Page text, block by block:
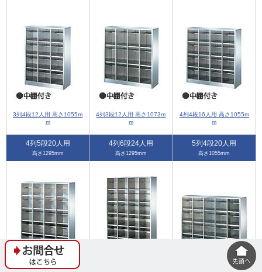
3列4段12人用 高さ1055m
m
4列3段12人用 高さ1073m
m
4列4段16人用 高さ1055m
m
4列5段20人用
高さ1295mm
4列6段24人用
高さ1295mm
5列4段20人用
高さ1055mm